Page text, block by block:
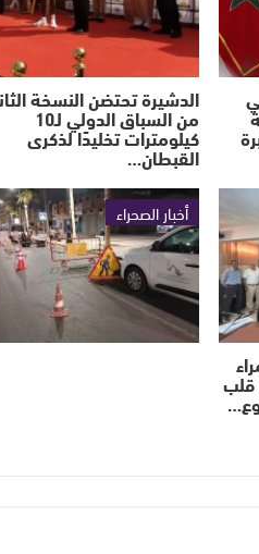
الدشيرة تحتضن النسخة
من السباق الدولي لـ10
كيلومترات تخليدًا لذكرى
القبطان…
قلب
أخبار الصحراء